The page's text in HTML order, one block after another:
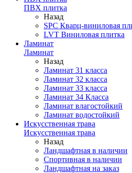
ПВХ плитка
Назад
SPC Кварц-виниловая
LVT Виниловая плитка
Ламинат
Ламинат
Назад
Ламинат 31 класса
Ламинат 32 класса
Ламинат 33 класса
Ламинат 34 Класса
Ламинат влагостойкий
Ламинат водостойкий
Искусственная трава
Искусственная трава
Назад
Ландшафтная в наличии
Спортивная в наличии
Ландшафтная на заказ